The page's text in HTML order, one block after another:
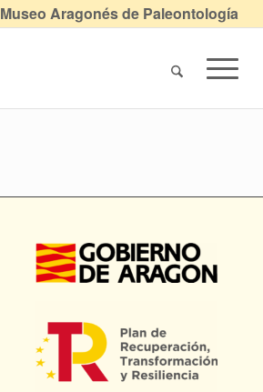
Museo Aragonés de Paleontología